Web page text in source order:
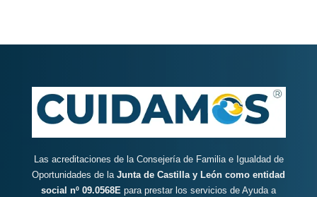
Las acreditaciones de la Consejería de Familia e Igualdad de
Oportunidades de la Junta de Castilla y León como entidad
social nº 09.0568E para prestar los servicios de Ayuda a